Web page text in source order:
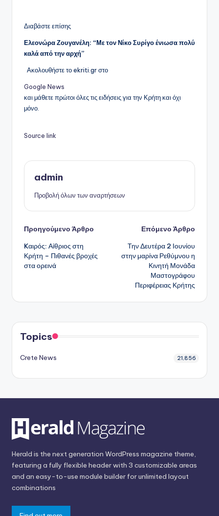
Διαβάστε επίσης
Ελεονώρα Ζουγανέλη: “Με τον Νίκο Συρίγο ένιωσα πολύ
καλά από την αρχή”
Ακολουθήστε το ekriti.gr στο
Google News
και μάθετε πρώτοι όλες τις ειδήσεις για την Κρήτη και όχι
μόνο.
Source link
admin
Προβολή όλων των αναρτήσεων
Πλοήγηση
δημοσιεύσεων
Προηγούμενο Άρθρο
Kαιρός: Αίθριος στη
Κρήτη – Πιθανές βροχές
στα ορεινά
Επόμενο Άρθρο
Την Δευτέρα 2 Ιουνίου
στην μαρίνα Ρεθύμνου η
Κινητή Μονάδα
Μαστογράφου
Περιφέρειας Κρήτης
Topics
Crete News 21,856
Herald is the next generation WordPress magazine theme,
featuring a fully flexible header with 3 customizable areas
and an easy-to-use module builder for unlimited layout
combinations